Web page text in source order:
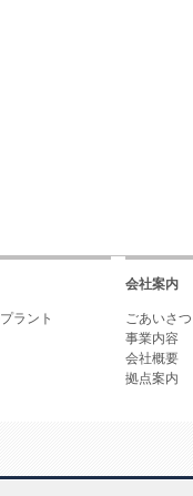
ラント
会社案内
ごあいさつ
事業内容
会社概要
拠点案内